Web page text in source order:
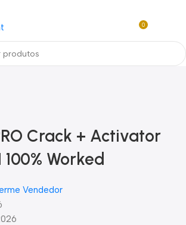
de Arte Exclusivas
0
Crack + Activator
100% Worked
Vendedor